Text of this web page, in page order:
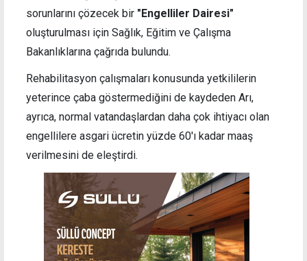
sorunlarını çözecek bir "Engelliler Dairesi"
oluşturulması için Sağlık, Eğitim ve Çalışma
Bakanlıklarına çağrıda bulundu.
Rehabilitasyon çalışmaları konusunda yetkililerin
yeterince çaba göstermediğini de kaydeden Arı,
ayrıca, normal vatandaşlardan daha çok ihtiyacı olan
engellilere asgari ücretin yüzde 60'ı kadar maaş
verilmesini de eleştirdi.